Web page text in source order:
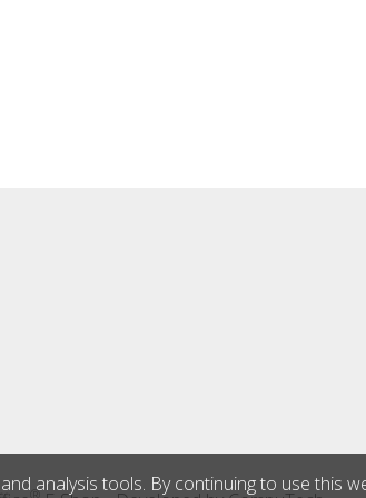
analysis tools. By continuing to use this